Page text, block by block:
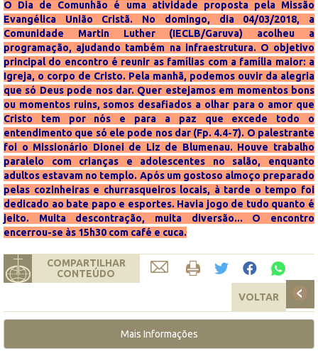
O Dia de Comunhão é uma atividade proposta pela Missão
Evangélica União Cristã. No domingo, dia 04/03/2018, a
Comunidade Martin Luther (IECLB/Garuva) acolheu a
programação, ajudando também na infraestrutura. O objetivo
principal do encontro é reunir as famílias com a família maior: a
Igreja, o corpo de Cristo. Pela manhã, podemos ouvir da alegria
que só Deus pode nos dar. Quer estejamos em momentos bons
ou momentos ruins, somos desafiados a olhar para o amor que
Cristo tem por nós e para a paz que excede todo o
entendimento que só ele pode nos dar (Fp. 4.4-7). O palestrante
foi o Missionário Dionei de Liz de Blumenau. Houve trabalho
paralelo com crianças e adolescentes no salão, enquanto
adultos estavam no templo. Após um gostoso almoço preparado
pelas cozinheiras e churrasqueiros locais, à tarde o tempo foi
dedicado ao bate papo e esportes. Havia jogo de tudo quanto é
jeito. Muita descontração, muita diversão... O encontro
encerrou-se às 15h30 com café e cuca.
COMPARTILHAR
CONTEÚDO
VOLTAR
Mais Informações